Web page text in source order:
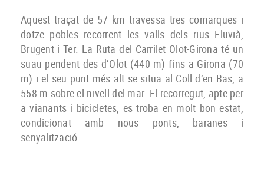
Aquest traçat de 57 km travessa tres comarques i
dotze pobles recorrent les valls dels rius Fluvià,
Brugent i Ter. La Ruta del Carrilet Olot-Girona té un
suau pendent des d’Olot (440 m) fins a Girona (70
m) i el seu punt més alt se situa al Coll d’en Bas, a
558 m sobre el nivell del mar. El recorregut, apte per
a vianants i bicicletes, es troba en molt bon estat,
condicionat amb nous ponts, baranes i
senyalització.